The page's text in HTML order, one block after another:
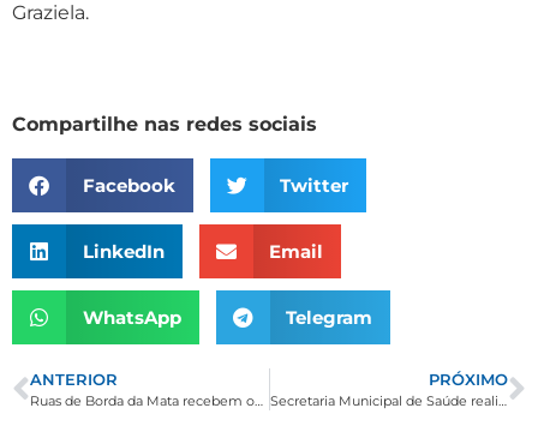
Graziela.
Compartilhe nas redes sociais
Facebook Twitter
LinkedIn Email
WhatsApp Telegram
ANTERIOR
Ruas de Borda da Mata recebem operação tapa buracos
PRÓXIMO
Secretaria Municipal de Saúde realiza cerca de 50 ultrassonografias em mutirão no final de semana